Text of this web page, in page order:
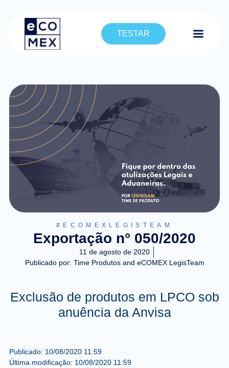
TESTAR
#ECOMEXLEGISTEAM
Exportação n° 050/2020
11 de agosto de 2020
Publicado por: Time Produtos and eCOMEX LegisTeam
Exclusão de produtos em LPCO sob
anuência da Anvisa
Publicado: 10/08/2020 11:59
Última modificação: 10/08/2020 11:59